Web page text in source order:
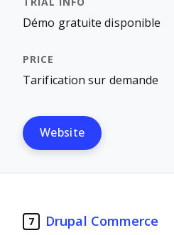
Démo gratuite disponible
Tarification sur demande
Website
7 Drupal Commerce